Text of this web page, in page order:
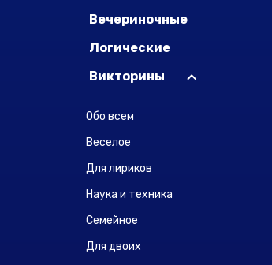
Вечериночные
Логические
Викторины
Обо всем
Веселое
Для лириков
Наука и техника
Семейное
Для двоих